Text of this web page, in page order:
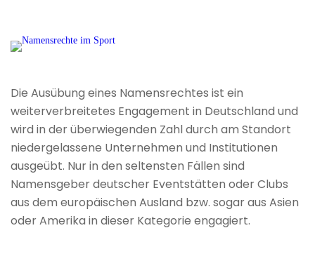
Die Ausübung eines Namensrechtes ist ein
weiterverbreitetes Engagement in Deutschland und
wird in der überwiegenden Zahl durch am Standort
niedergelassene Unternehmen und Institutionen
ausgeübt. Nur in den seltensten Fällen sind
Namensgeber deutscher Eventstätten oder Clubs
aus dem europäischen Ausland bzw. sogar aus Asien
oder Amerika in dieser Kategorie engagiert.